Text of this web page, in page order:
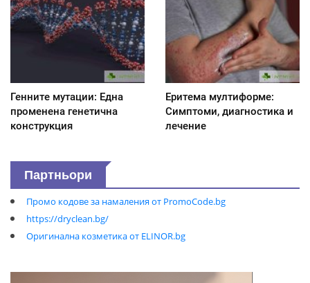
Генните мутации: Една
променена генетична
конструкция
Еритема мултиформе:
Симптоми, диагностика и
лечение
Партньори
Промо кодове за намаления от PromoCode.bg
https://dryclean.bg/
Оригинална козметика от ELINOR.bg